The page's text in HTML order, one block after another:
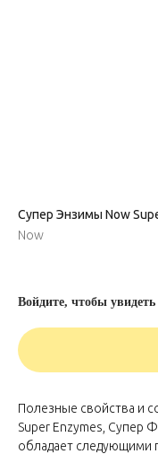
Супер Энзимы Now
Now
Войдите, чтобы
Полезные свойства и
Super Enzymes, Супер
обладает следующими